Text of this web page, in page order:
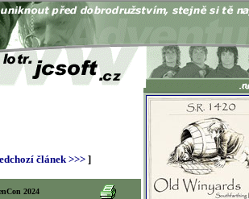
článek >>> ]
2024